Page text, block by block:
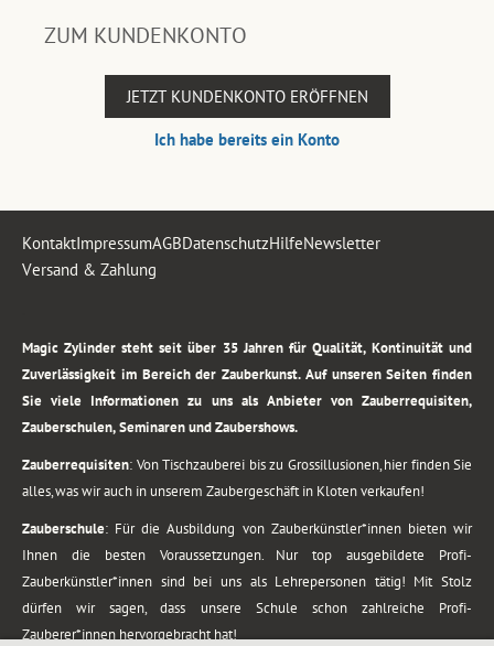
ZUM KUNDENKONTO
JETZT KUNDENKONTO ERÖFFNEN
Ich habe bereits ein Konto
KontaktImpressumAGBDatenschutzHilfeNewsletter
Versand & Zahlung
Magic Zylinder steht seit über 35 Jahren für Qualität, Kontinuität und
Zuverlässigkeit im Bereich der Zauberkunst. Auf unseren Seiten finden
Sie viele Informationen zu uns als Anbieter von Zauberrequisiten,
Zauberschulen, Seminaren und Zaubershows.
Zauberrequisiten: Von Tischzauberei bis zu Grossillusionen, hier finden Sie
alles, was wir auch in unserem Zaubergeschäft in Kloten verkaufen!
Zauberschule: Für die Ausbildung von Zauberkünstler*innen bieten wir
Ihnen die besten Voraussetzungen. Nur top ausgebildete Profi-
Zauberkünstler*innen sind bei uns als Lehrepersonen tätig! Mit Stolz
dürfen wir sagen, dass unsere Schule schon zahlreiche Profi-
Zauberer*innen hervorgebracht hat!